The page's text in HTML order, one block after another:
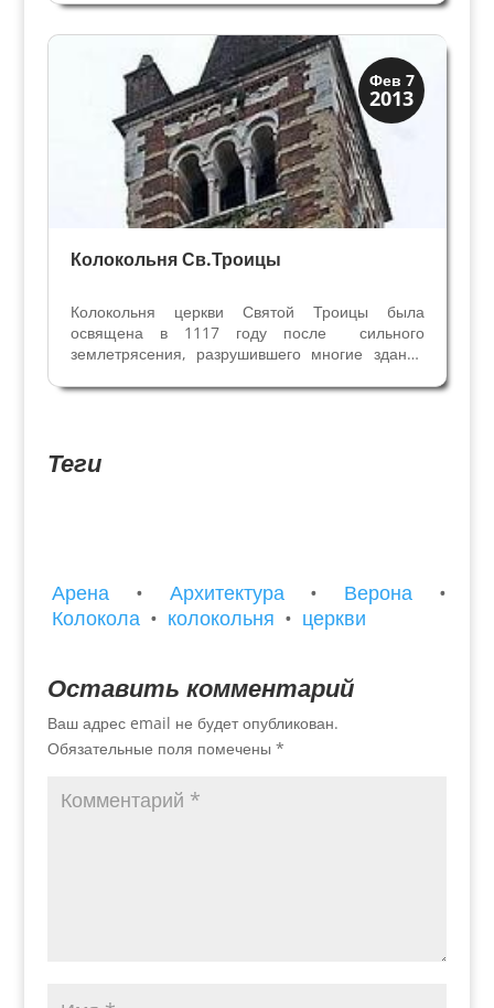
Вероне, но и место, где проводились древние
языческие обряды. В долине недалеко от холма
Св. Петра в...
Фев 7
2013
Колокольни
Скрытая Верона
Колокольня Св.Троицы
Колокольня церкви Святой Троицы была
освящена в 1117 году после сильного
землетрясения, разрушившего многие здания
нам Колокольню Базилики Св. Зенона в Вероне.
Теги
Арена • Архитектура • Верона
•
Колокола • колокольня • церкви
Оставить комментарий
Ваш адрес email не будет опубликован.
Обязательные поля помечены *